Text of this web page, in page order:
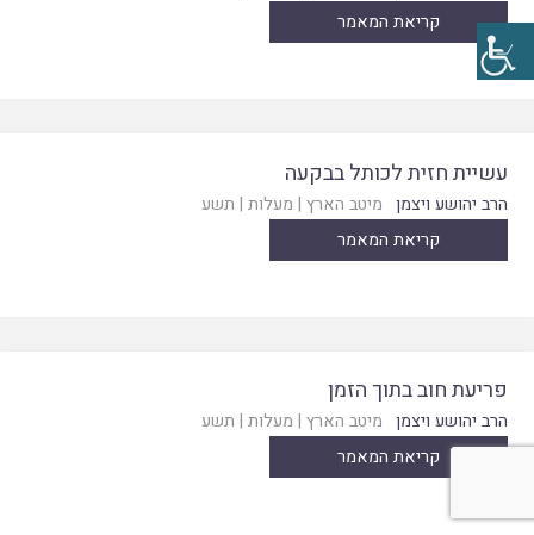
קריאת המאמר
עשיית חזית לכותל בבקעה
הרב יהושע ויצמן מיטב הארץ | מעלות | תשע
קריאת המאמר
פריעת חוב בתוך הזמן
הרב יהושע ויצמן מיטב הארץ | מעלות | תשע
קריאת המאמר